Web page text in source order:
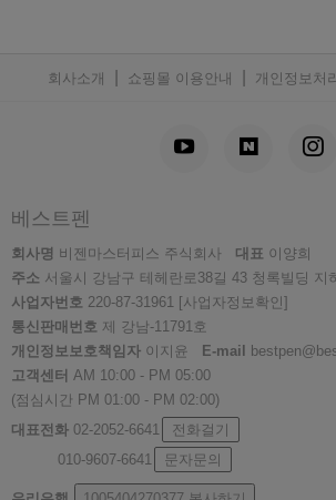
회사소개 쇼핑몰 이용안내 개인정보처
베스트펜
회사명 비젠마스터피스 주식회사 대표 이양희
주소 서울시 강남구 테헤란로38길 43 청록빌딩 지
사업자번호 220-87-31961 [사업자정보확인]
통신판매번호 제 강남-11791호
개인정보보호책임자 이지윤 E-mail
고객센터 AM 10:00 - PM 05:00
(점심시간 PM 01:00 - PM 02:00)
대표전화 02-2052-6641
전화걸기
010-9607-6641
문자문의